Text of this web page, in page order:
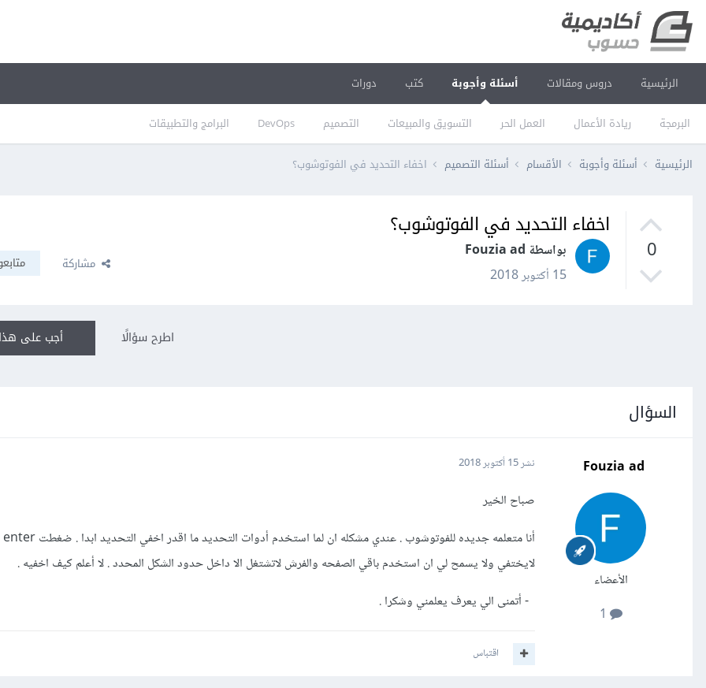
الرئيسية دروس ومقالات أسئلة وأجوبة
البرمجة ريادة الأعمال العمل الحر التسويق والمبيعات التصميم DevOps البرامج والتطبيقات
كتب دورات
الرئيسية أسئلة وأجوبة الأقسام أسئلة التصميم اخفاء التحديد في الفوتوشوب؟
0
اخفاء التحديد في الفوتوشوب؟
بواسطة Fouzia ad
15 أكتوبر 2018
مشاركة
أجب على اطرح سؤالًا
السؤال
Fouzia ad
الأعضاء
نشر15 أكتوبر 2018
صباح الخير
لايختفي ولا يسمح لي ان استخدم باقي الصفحه والفرش لاتشتغل الا داخل حدود الشكل المحدد . لا أعلم كيف اخفيه .
- أتمنى الي يعرف يعلمني وشكرا .
اقتباس